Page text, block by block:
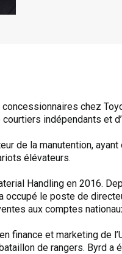
chez
indépendants et
de la manutention,
élévateurs.
Handling en 2016.
occupé le poste de
aux comptes
finance et marketing de
de rangers. Byrd a